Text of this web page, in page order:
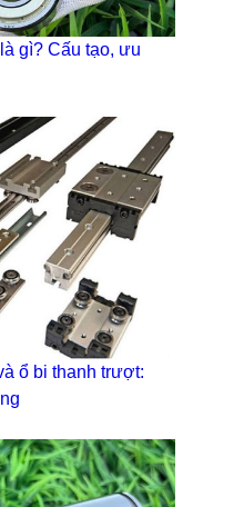
gì? Cấu tạo, ưu
ổ bi thanh trượt: